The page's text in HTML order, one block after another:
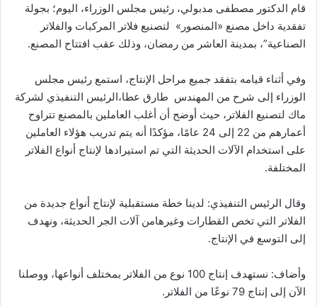
و
ن
ي
قام الدكتور مصطفى مدبولي، رئيس مجلس الوزراء، اليوم؛ بجولة
تفقدية داخل مصنع «المنصور» لتصنيع فلاتر المركبات والفلاتر
الصناعية”، بمدينة العاشر من رمضان، وذلك عقب افتتاح المصنع.
وفي أثناء قيامه بتفقد جميع مراحل الإنتاج، استمع رئيس مجلس
الوزراء إلى شرح من المهندس طارق عطا،الرئيس التنفيذي لشركة
ماك لتصنيع الفلاتر، حيث أوضح أن أغلب العاملين بالمصنع تتراوح
أعمارهم من إلى عامًا، مؤكدًا أنه يتم تدريب هؤلاء العاملين
على استخدام الآلات الحديثة التي تم استيرادها لإنتاج أنواع الفلاتر
المختلفة.
وقال الرئيس التنفيذي: لدينا خطة مستقبلية لإنتاج أنواع جديدة من
الفلاتر التي تخص القطارات وغيرهامن آلات الجر الحديثة، ونهدف
إلى التوسع في الإنتاج.
وأضاف: نستهدف إنتاج نوع من الفلاتر بمختلف أنواعها، ووصلنا
الآن إلى إنتاج نوعًا من الفلاتر .